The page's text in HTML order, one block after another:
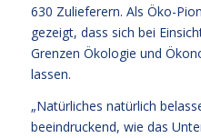
630 Zulieferern. Als Öko-
gezeigt, dass sich bei
Grenzen Ökologie und
lassen.
„Natürliches natürlich
beeindruckend, wie das